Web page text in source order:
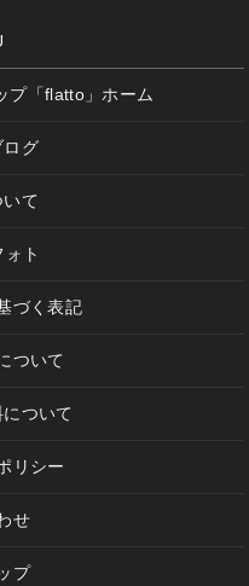
プ「flatto」ホーム
ログ
いて
ト
づく表記
ついて
ついて
リシー
せ
プ